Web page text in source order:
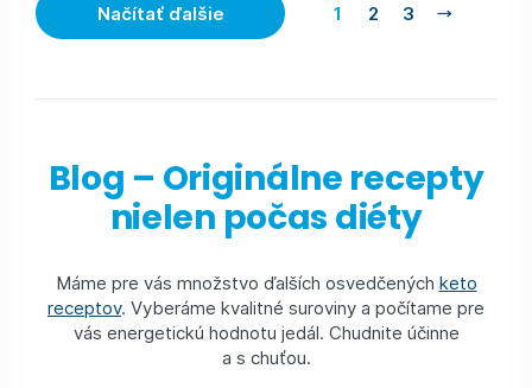
Načítať ďalšie 1 2 3
Blog – Originálne recepty
nielen počas diéty
Máme pre vás množstvo ďalších osvedčených keto
receptov. Vyberáme kvalitné suroviny a počítame pre
vás energetickú hodnotu jedál. Chudnite účinne
a s chuťou.